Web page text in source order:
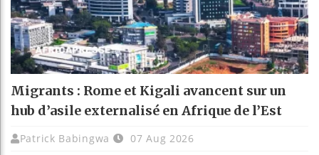
Migrants : Rome et Kigali avancent sur un
hub d’asile externalisé en Afrique de l’Est
Patrick Babingwa 07 Aug 2026